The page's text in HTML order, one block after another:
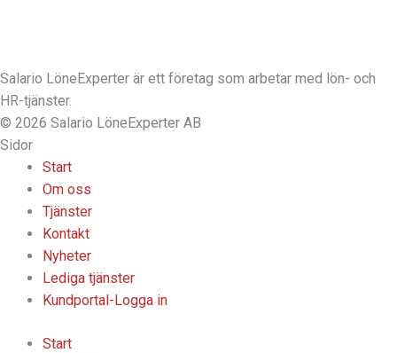
Salario LöneExperter är ett företag som arbetar med lön- och
HR-tjänster.
© 2026 Salario LöneExperter AB
Sidor
Start
Om oss
Tjänster
Kontakt
Nyheter
Lediga tjänster
Kundportal-Logga in
Start